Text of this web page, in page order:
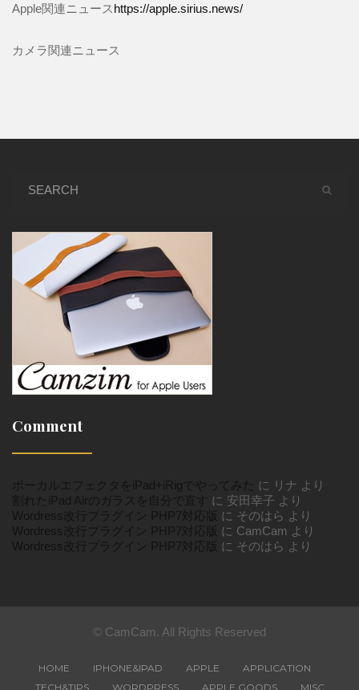
Apple関連ニュースhttps://apple.sirius.news/
カメラ関連ニュース
Comment
ボーカルエフェクタをiPad+iRigでやってみた に リナ より
割れたiPad Airのガラスを自分で直す
に 安田幸子 より
Wordress改行プラグイン PHP7対応版 に そのはら より
Wordress改行プラグイン PHP7対応版 に CamCam より
Wordress改行プラグイン PHP7対応版 に そのはら より
© CamCam. All Rights Reserved
HOME IPHONE&IPAD APPLE
APPLICATION
TECH&TIPS
WORDPRESS APPLE GOODS MISC